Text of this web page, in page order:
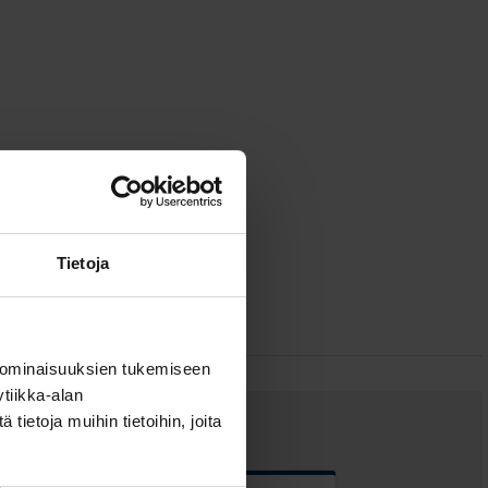
Tietoja
tukemiseen
alan
tietoja muihin tietoihin, joita